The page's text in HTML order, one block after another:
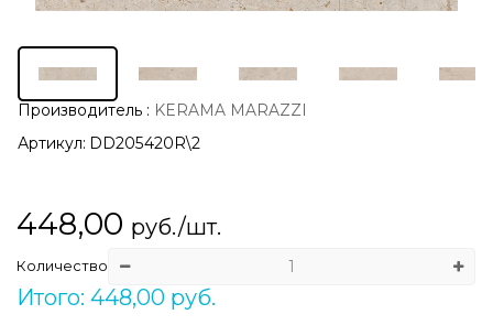
Производитель : KERAMA MARAZZI
Артикул: DD205420R\2
448,00 руб./шт.
Количество
Итого: 448,00 руб.